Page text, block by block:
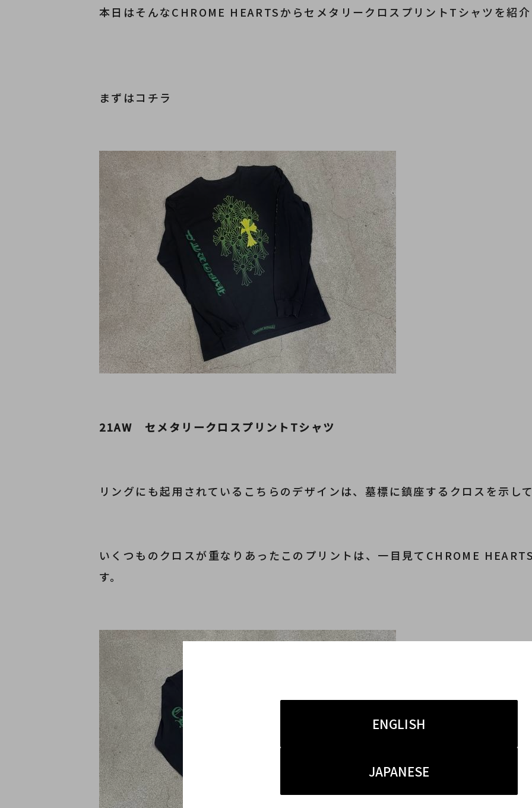
ENGLISH
JAPANESE
本日はそんなCHROME HEARTSからセメタリークロスプリントTシャツを紹
まずはコチラ
21AW セメタリークロスプリントTシャツ
リングにも起用されているこちらのデザインは、 墓標に鎮座するクロスを示して
いくつものクロスが重なりあったこのプリントは、 一目見てCHROME
す。